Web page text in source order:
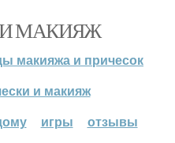
МАКИЯЖ
макияжа и причесок
и макияж
игры отзывы